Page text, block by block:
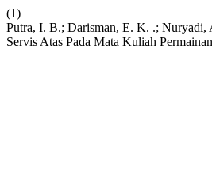
(1)
Putra, I. B.; Darisman, E. K. .; Nuryadi,
Servis Atas Pada Mata Kuliah